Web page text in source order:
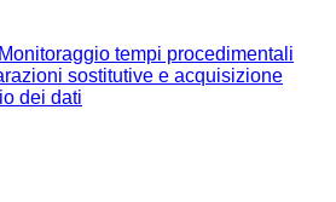
Monitoraggio tempi procedimentali
sostitutive e acquisizione
dei dati